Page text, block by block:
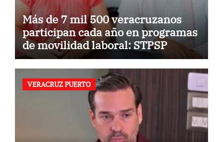
Más de 7 mil 500 veracruzanos
participan cada año en programas
de movilidad laboral: STPSP
VERACRUZ PUERTO